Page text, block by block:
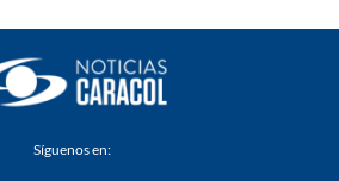
Síguenos en: